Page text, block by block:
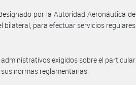
por la Autoridad Aeronáutica de
bilateral, para efectuar servicios regulares
exigidos sobre el particular
normas reglamentarias.